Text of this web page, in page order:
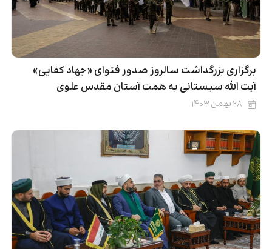
برگزاری بزرگداشت سالروز صدور فتوای «جهاد کفایی»
آیت الله سیستانی به همت آستان مقدس علوی
۲۸ بهمن ۱۴۰۳